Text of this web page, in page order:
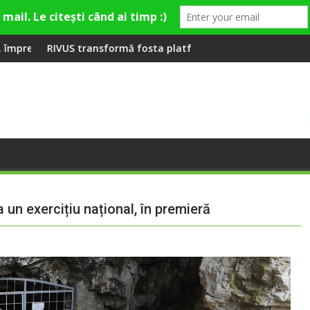
la Fashion Village
fosta platformă Carbochim într-un nou centru cultural și
exercițiu național, în premieră